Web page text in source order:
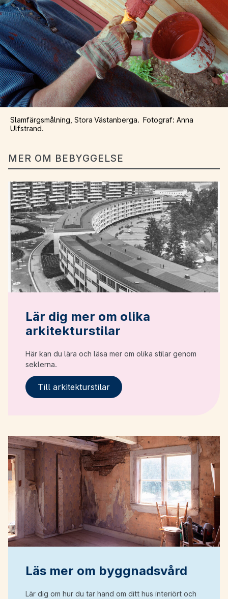
Slamfärgsmålning, Stora Västanberga. Fotograf: Anna
Ulfstrand.
MER OM BEBYGGELSE
Lär dig mer om olika
arkitekturstilar
Här kan du lära och läsa mer om olika stilar genom
seklerna.
Till arkitekturstilar
Läs mer om byggnadsvård
Lär dig om hur du tar hand om ditt hus interiört och